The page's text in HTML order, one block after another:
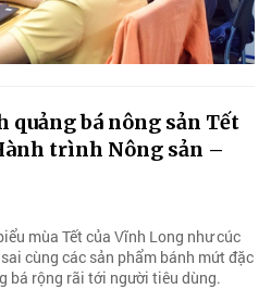
quảng bá nông sản Tết
trình Nông sản –
mùa Tết của Vĩnh Long như cúc
cùng các sản phẩm bánh mứt đặc
bá rộng rãi tới người tiêu dùng.